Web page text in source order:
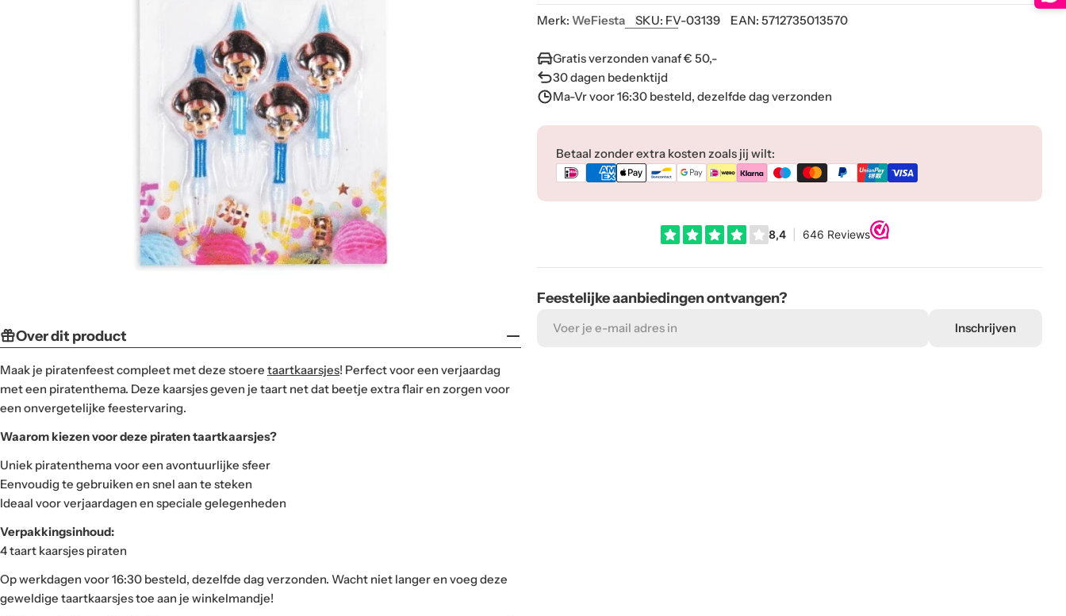
Over dit product
Maak je piratenfeest compleet met deze stoere taartkaarsjes! Perfect voor een verjaardag
met een piratenthema. Deze kaarsjes geven je taart net dat beetje extra flair en zorgen voor
een onvergetelijke feestervaring.
Waarom kiezen voor deze piraten taartkaarsjes?
Uniek piratenthema voor een avontuurlijke sfeer
Eenvoudig te gebruiken en snel aan te steken
Ideaal voor verjaardagen en speciale gelegenheden
Verpakkingsinhoud:
4 taart kaarsjes piraten
Op werkdagen voor 16:30 besteld, dezelfde dag verzonden. Wacht niet langer en voeg deze
geweldige taartkaarsjes toe aan je winkelmandje!
Merk: WeFiesta SKU: FV-03139 EAN: 5712735013570
Gratis verzonden vanaf € 50,-
30 dagen bedenktijd
Ma-Vr voor 16:30 besteld, dezelfde dag verzonden
Betaal zonder extra kosten zoals jij wilt:
Betaalmethoden
Feestelijke aanbiedingen ontvangen?
mail
Inschrijven